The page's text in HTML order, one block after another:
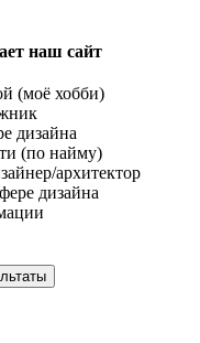
наш сайт
(моё хобби)
дизайна
(по найму)
архитектор
дизайна